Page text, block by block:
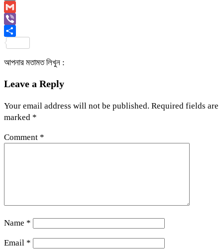
Copy
Link
Gmail
Viber
আপনার মতামত লিখুন :
Leave a Reply
Your email address will not be published. Required fields are
marked *
Comment *
Name *
Email *